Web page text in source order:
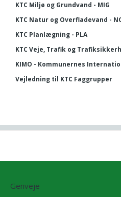
KTC Miljø og Grundvand - MIG
KTC Natur og Overfladevand -
KTC Planlægning - PLA
KTC Veje, Trafik og
KIMO - Kommunernes
Vejledning til KTC Faggrupper
Genveje